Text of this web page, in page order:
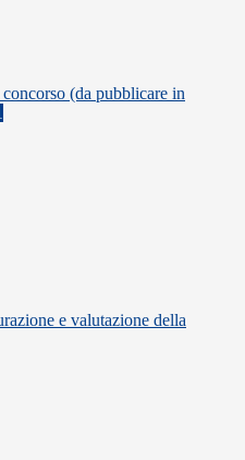
(da pubblicare in
e valutazione della